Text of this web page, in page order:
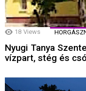
18 Views
Nyugi Tanya
vízpart, stég és